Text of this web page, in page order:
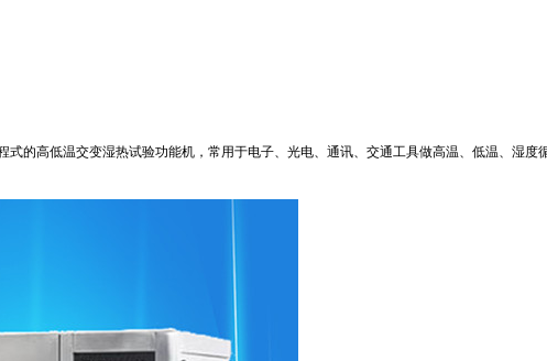
式的高低温交变湿热试验功能机，常用于电子、光电、通讯、交通工具做高温、低温、湿